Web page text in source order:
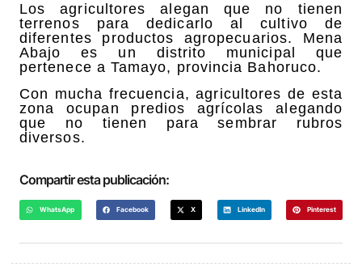
Los agricultores alegan que no tienen
terrenos para dedicarlo al cultivo de
diferentes productos agropecuarios. Mena
Abajo es un distrito municipal que
pertenece a Tamayo, provincia Bahoruco.
Con mucha frecuencia, agricultores de esta
zona ocupan predios agrícolas alegando
que no tienen para sembrar rubros
diversos.
Compartir esta publicación:
WhatsApp Facebook X LinkedIn Pinterest